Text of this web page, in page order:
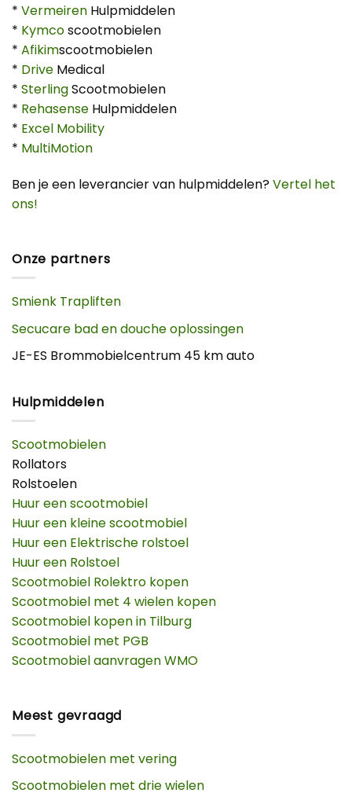
* Vermeiren Hulpmiddelen
* Kymcoscootmobielen
* Afikimscootmobielen
* Drive Medical
* SterlingScootmobielen
* Rehasense Hulpmiddelen
* Excel Mobility
* MultiMotion
Ben je een leverancier van hulpmiddelen?Vertel het
ons!
Onze partners
Smienk Trapliften
Secucare bad en douche oplossingen
JE-ES Brommobielcentrum 45 km auto
Hulpmiddelen
Scootmobielen
Rollators
Rolstoelen
Huur een scootmobiel
Huur een kleine scootmobiel
Huur een Elektrische rolstoel
Huur een Rolstoel
Scootmobiel Rolektro kopen
Scootmobiel met 4 wielen kopen
Scootmobiel kopen in Tilburg
Scootmobiel met PGB
Scootmobiel aanvragen WMO
Meest gevraagd
Scootmobielen met vering
Scootmobielen met drie wielen